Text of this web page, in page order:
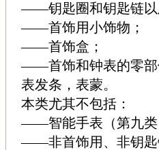
——钥匙圈和钥匙链以
——首饰用小饰物；
——首饰盒；
——首饰和钟表的零部
表发条，表蒙。
本类尤其不包括：
——智能手表（第九类
——非首饰用、非钥匙